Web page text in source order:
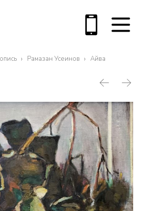
Рамазан Усеинов Айва